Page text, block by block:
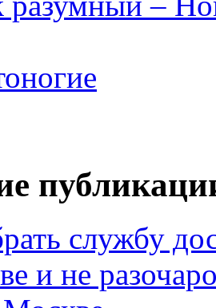
службу
и не